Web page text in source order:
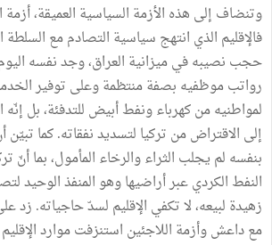
وتنضاف إلى هذه الأزمة السياسية العميقة،أزمة
فالإقليم الذي انتهج سياسية التصادممع السلطة
حجب نصيبهفيميزانية العراق،وجدنفسه
رواتبموظفيه بصفةمنتظمةوعلى توفير
لمواطنيهمنكهرباءونفطأبيض للتدفئة،بل إنّه
إلى الاقتراضمن تركيا لتسديدنفقاته.كما تبيّن
بنفسه لم يجلب الثراءوالرخاء المأمول،بماأنّ
النفط الكرديعبرأراضيهاوهوالمنفذالوحيد
زهيدة لبيعه،لاتكفي الإقليم لسدّحاجياته. زد
معداعشوأزمة اللاجئين استنزفتمواردالإقليم